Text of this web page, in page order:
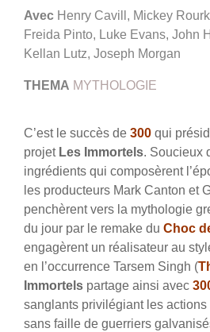
Avec Henry Cavill, Mickey
Freida Pinto, Luke Evans, John
Kellan Lutz, Joseph Morgan
THEMA MYTHOLOGIE
C’est le succès de 300 qui
projet Les Immortels. Soucieux
ingrédients qui composèrent
les producteurs Mark Canton et
penchèrent vers la mythologie
du jour par le remake du Choc
engagèrent un réalisateur au
en l’occurrence Tarsem Singh (
Immortels partage ainsi avec
sanglants privilégiant les
sans faille de guerriers